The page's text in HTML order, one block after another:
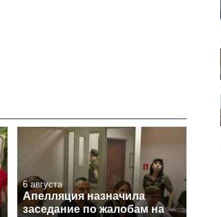
6 августа
Апелляция назначила
заседание по жалобам на